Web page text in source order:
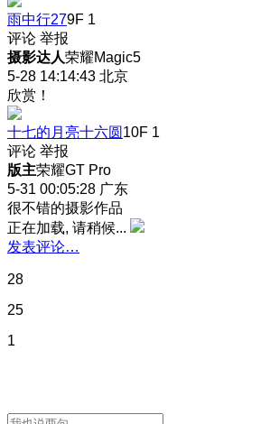
雨中行279F 1
评论 举报
摄影达人荣耀Magic5
5-28 14:14:43 北京
欣赏！
十七的月亮十六圆 10F 1
评论 举报
版主荣耀GT Pro
5-31 00:05:28 广东
很不错的摄影作品
正在加载, 请稍候...
发表评论…
28
25
1